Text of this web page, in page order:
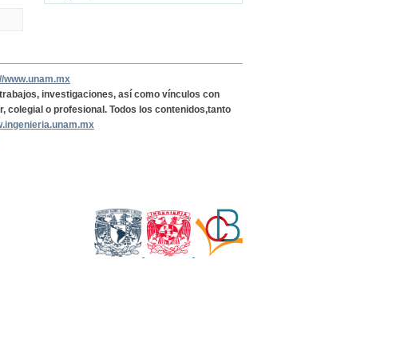
www.unam.mx
investigaciones, así como vínculos con
colegial o profesional. Todos los contenidos,tanto